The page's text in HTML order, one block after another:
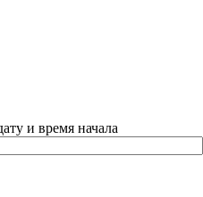
и время начала